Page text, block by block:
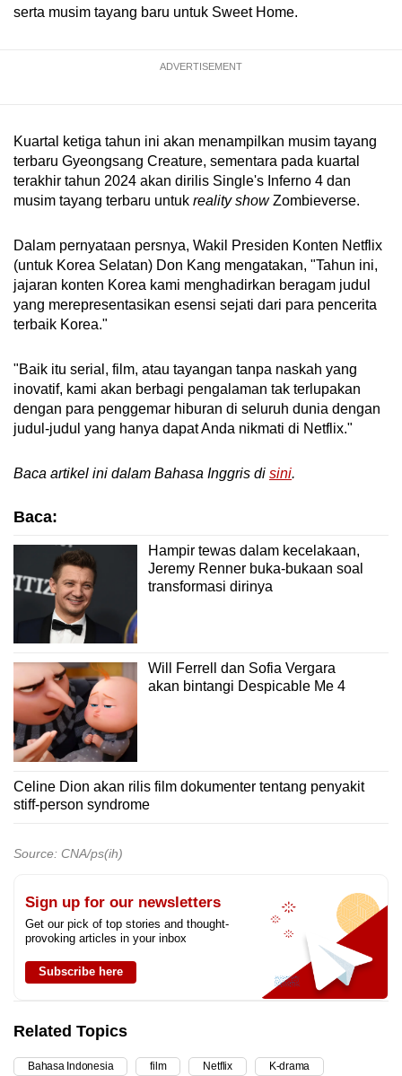
Spot as many words as you can
serta musim tayang baru untuk Sweet Home.
ADVERTISEMENT
Kuartal ketiga tahun ini akan menampilkan musim tayang
terbaru Gyeongsang Creature, sementara pada kuartal
terakhir tahun 2024 akan dirilis Single's Inferno 4 dan
musim tayang terbaru untuk reality showZombieverse.
Dalam pernyataan persnya, Wakil Presiden Konten Netflix
(untuk Korea Selatan) Don Kang mengatakan, "Tahun ini,
jajaran konten Korea kami menghadirkan beragam judul
yang merepresentasikan esensi sejati dari para pencerita
terbaik Korea."
"Baik itu serial, film, atau tayangan tanpa naskah yang
inovatif, kami akan berbagi pengalaman tak terlupakan
dengan para penggemar hiburan di seluruh dunia dengan
judul-judul yang hanya dapat Anda nikmati di Netflix."
Baca artikel ini dalam Bahasa Inggris di sini.
Baca:
Hampir tewas dalam kecelakaan,
Jeremy Renner buka-bukaan soal
transformasi dirinya
Will Ferrell dan Sofia Vergara
akan bintangi Despicable Me 4
Celine Dion akan rilis film dokumenter tentang penyakit
stiff-person syndrome
Source: CNA/ps(ih)
Sign up for our newsletters
Get our pick of top stories and thought-
provoking articles in your inbox
Subscribe here
Related Topics
Bahasa Indonesia film Netflix K-drama